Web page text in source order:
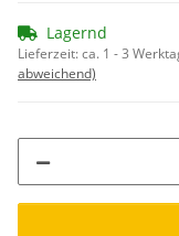
Lagernd
Lieferzeit:ca. 1 - 3
abweichend)